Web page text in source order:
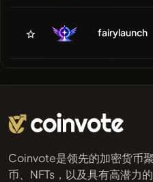
fairylaunch
Coinvote是领先的加密货币
币、NFTs，以及具有高潜力